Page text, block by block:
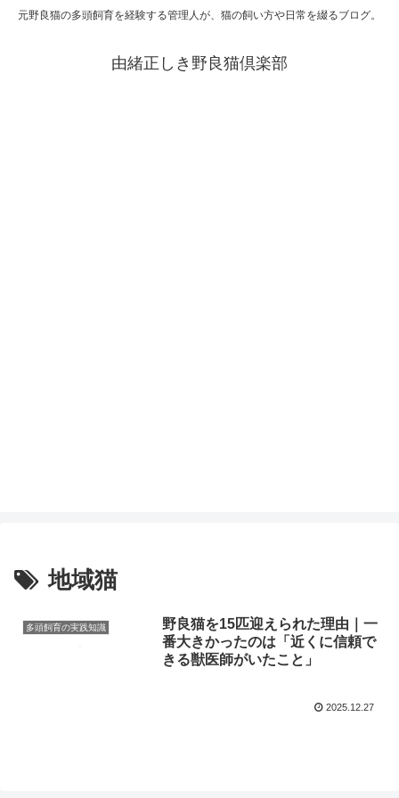
元野良猫の多頭飼育を経験する管理人が、猫の飼い方や日常を綴るブログ。
由緒正しき野良猫倶楽部
地域猫
多頭飼育の実践知識
野良猫を15匹迎えられた理由｜一
番大きかったのは「近くに信頼で
きる獣医師がいたこと」
2025.12.27